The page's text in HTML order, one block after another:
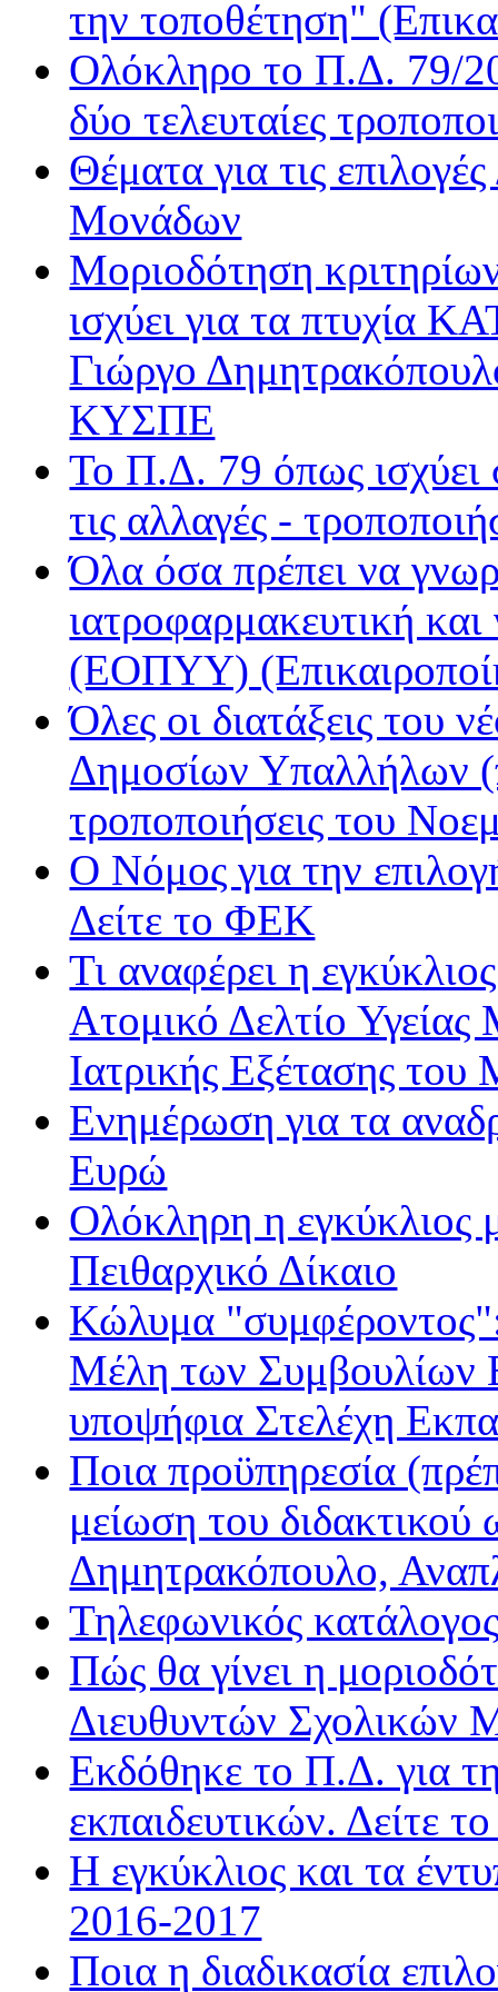
Radio Gold
Rock FM
Sentra FM
Όασις
Δίφωνο
Δρόμος FM
Ε.ΡΑ. Δεύτερο
Ε.ΡΑ. Σπορ
Ε.ΡΑ. Τρίτο
Εν Λευκώ
Μινόρε FM
ΝΕΤ
Ράδιο Άστυ
Ρυθμός
την τοποθέτηση"
Ολόκληρο το Π.Δ. 79/
δύο τελευταίες
Θέματα για τις
Μονάδων
Μοριοδότηση
ισχύει για τα πτυχία
Γιώργο
ΚΥΣΠΕ
Το Π.Δ. 79 όπως ισχύει
τις αλλαγές -
Όλα όσα πρέπει να
ιατροφαρμακευτική
(ΕΟΠΥΥ)
Όλες οι διατάξεις του
Δημοσίων Υπαλλήλων
τροποποιήσεις του
Ο Νόμος για την
Δείτε το ΦΕΚ
Τι αναφέρει η
Ατομικό Δελτίο
Ιατρικής Εξέτασης
Ενημέρωση για τα
Ευρώ
Ολόκληρη η εγκύκλιος
Πειθαρχικό Δίκαιο
Κώλυμα "συμφέροντος":
Μέλη των Συμβουλίων
υποψήφια Στελέχη
Ποια προϋπηρεσία
μείωση του
Δημητρακόπουλο,
Τηλεφωνικός
Πώς θα γίνει η
Διευθυντών Σχολικών
Εκδόθηκε το Π.Δ. για
εκπαιδευτικών. Δείτε
Η εγκύκλιος και τα
2016-2017
Ποια η διαδικασία